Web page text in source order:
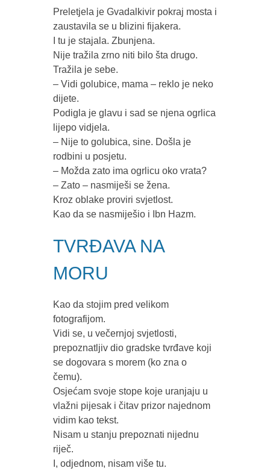
Preletjela je Gvadalkivir pokraj mosta i
zaustavila se u blizini fijakera.
I tu je stajala. Zbunjena.
Nije tražila zrno niti bilo šta drugo.
Tražila je sebe.
– Vidi golubice, mama – reklo je neko
dijete.
Podigla je glavu i sad se njena ogrlica
lijepo vidjela.
– Nije to golubica, sine. Došla je
rodbini u posjetu.
– Možda zato ima ogrlicu oko vrata?
– Zato – nasmiješi se žena.
Kroz oblake proviri svjetlost.
Kao da se nasmiješio i Ibn Hazm.
TVRĐAVA NA
MORU
Kao da stojim pred velikom
fotografijom.
Vidi se, u večernjoj svjetlosti,
prepoznatljiv dio gradske tvrđave koji
se dogovara s morem (ko zna o
čemu).
Osjećam svoje stope koje uranjaju u
vlažni pijesak i čitav prizor najednom
vidim kao tekst.
Nisam u stanju prepoznati nijednu
riječ.
I, odjednom, nisam više tu.